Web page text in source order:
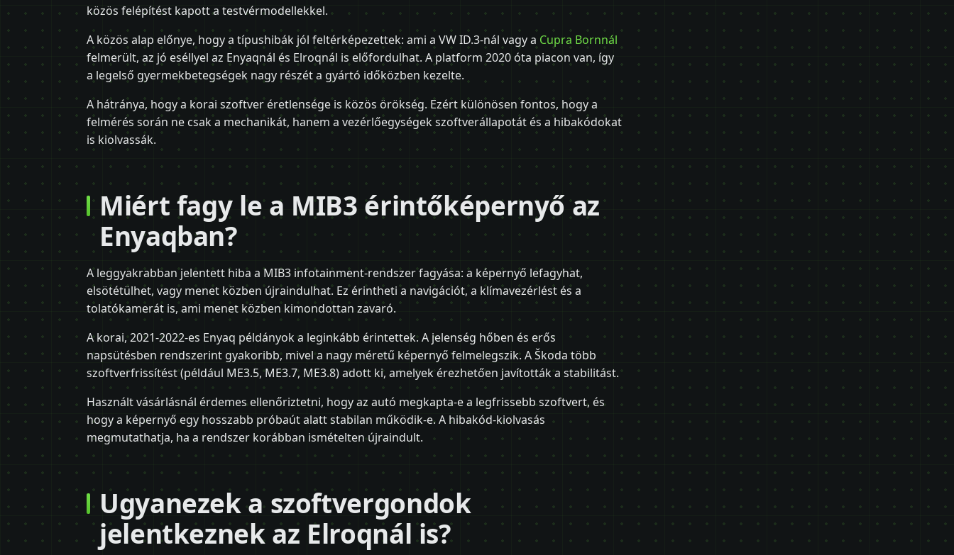
közös felépítést kapott a testvérmodellekkel.
A közös alap előnye, hogy a típushibák jól feltérképezettek: ami a VW ID.3-nál vagy a Cupra Bornnál
felmerült, az jó eséllyel az Enyaqnál és Elroqnál is előfordulhat. A platform 2020 óta piacon van, így
a legelső gyermekbetegségek nagy részét a gyártó időközben kezelte.
A hátránya, hogy a korai szoftver éretlensége is közös örökség. Ezért különösen fontos, hogy a
felmérés során ne csak a mechanikát, hanem a vezérlőegységek szoftverállapotát és a hibakódokat
is kiolvassák.
Miért fagy le a MIB3 érintőképernyő az
Enyaqban?
A leggyakrabban jelentett hiba a MIB3 infotainment-rendszer fagyása: a képernyő lefagyhat,
elsötétülhet, vagy menet közben újraindulhat. Ez érintheti a navigációt, a klímavezérlést és a
tolatókamerát is, ami menet közben kimondottan zavaró.
A korai, 2021-2022-es Enyaq példányok a leginkább érintettek. A jelenség hőben és erős
napsütésben rendszerint gyakoribb, mivel a nagy méretű képernyő felmelegszik. A Škoda több
szoftverfrissítést (például ME3.5, ME3.7, ME3.8) adott ki, amelyek érezhetően javították a stabilitást.
Használt vásárlásnál érdemes ellenőriztetni, hogy az autó megkapta-e a legfrissebb szoftvert, és
hogy a képernyő egy hosszabb próbaút alatt stabilan működik-e. A hibakód-kiolvasás
megmutathatja, ha a rendszer korábban ismételten újraindult.
Ugyanezek a szoftvergondok
jelentkeznek az Elroqnál is?